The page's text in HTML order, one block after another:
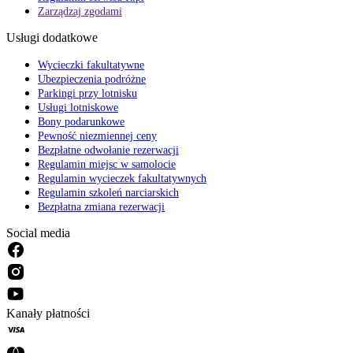
Zarządzaj zgodami
Usługi dodatkowe
Wycieczki fakultatywne
Ubezpieczenia podróżne
Parkingi przy lotnisku
Usługi lotniskowe
Bony podarunkowe
Pewność niezmiennej ceny
Bezpłatne odwołanie rezerwacji
Regulamin miejsc w samolocie
Regulamin wycieczek fakultatywnych
Regulamin szkoleń narciarskich
Bezpłatna zmiana rezerwacji
Social media
Kanały płatności